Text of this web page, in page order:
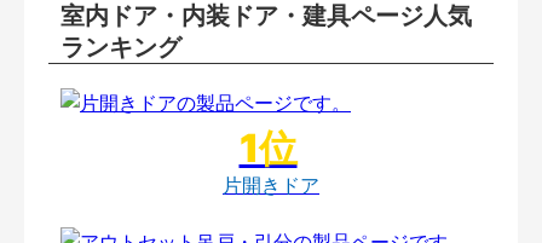
室内ドア・内装ドア・建具ページ人気
ランキング
片開きドア